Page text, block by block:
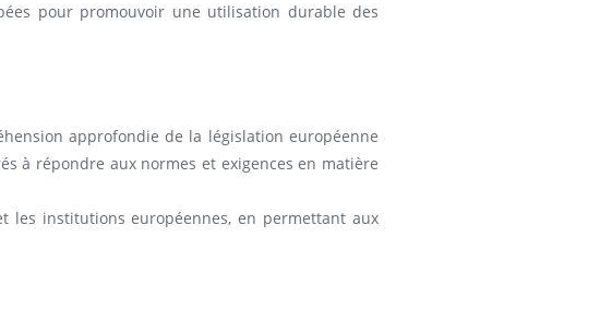
pour promouvoir une utilisation durable des
approfondie de la législation européenne
à répondre aux normes et exigences en matière
les institutions européennes, en permettant aux